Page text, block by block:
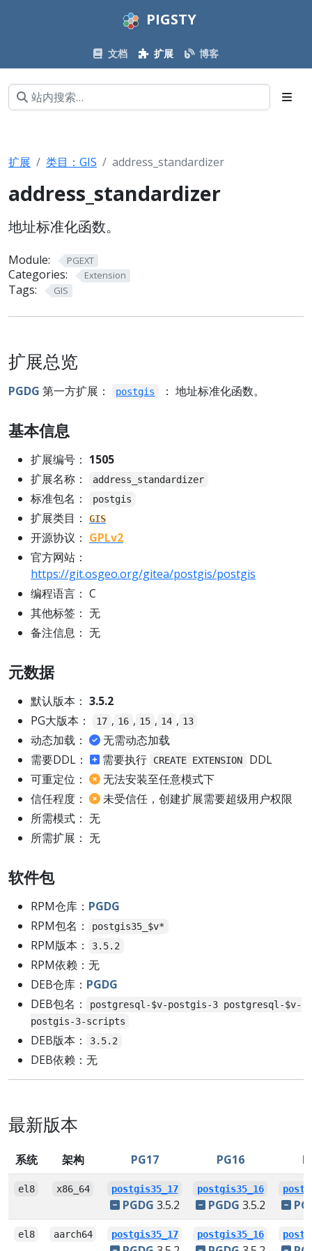
PIGSTY
文档 扩展 博客
扩展 类目：GIS address_standardizer
address_standardizer
地址标准化函数。
Module: PGEXT
Categories: Extension
Tags: GIS
扩展总览
PGDG 第一方扩展： postgis ： 地址标准化函数。
基本信息
扩展编号： 1505
扩展名称：
address_standardizer
标准包名： postgis
扩展类目： GIS
开源协议： GPLv2
官方网站：
https://git.osgeo.org/gitea/postgis/postgis
编程语言： C
其他标签： 无
备注信息： 无
元数据
默认版本： 3.5.2
PG大版本：
17 , 16 , 15 , 14 , 13
动态加载：
无需动态加载
需要DDL：
需要执行 CREATE EXTENSION
DDL
可重定位：
无法安装至任意模式下
信任程度：
未受信任，创建扩展需要超级用户权限
所需模式： 无
所需扩展： 无
软件包
RPM仓库： PGDG
RPM包名：
postgis35_$v*
RPM版本： 3.5.2
RPM依赖：无
DEB仓库： PGDG
DEB包名：
postgresql-$v-postgis-3 postgresql-$v-
postgis-3-scripts
DEB版本： 3.5.2
DEB依赖：无
最新版本
系统 架构 PG17 PG16
el8 x86_64 postgis35_17
PGDG 3.5.2
postgis35_16
PGDG 3.5.2
el8 aarch64 postgis35_17 postgis35_16